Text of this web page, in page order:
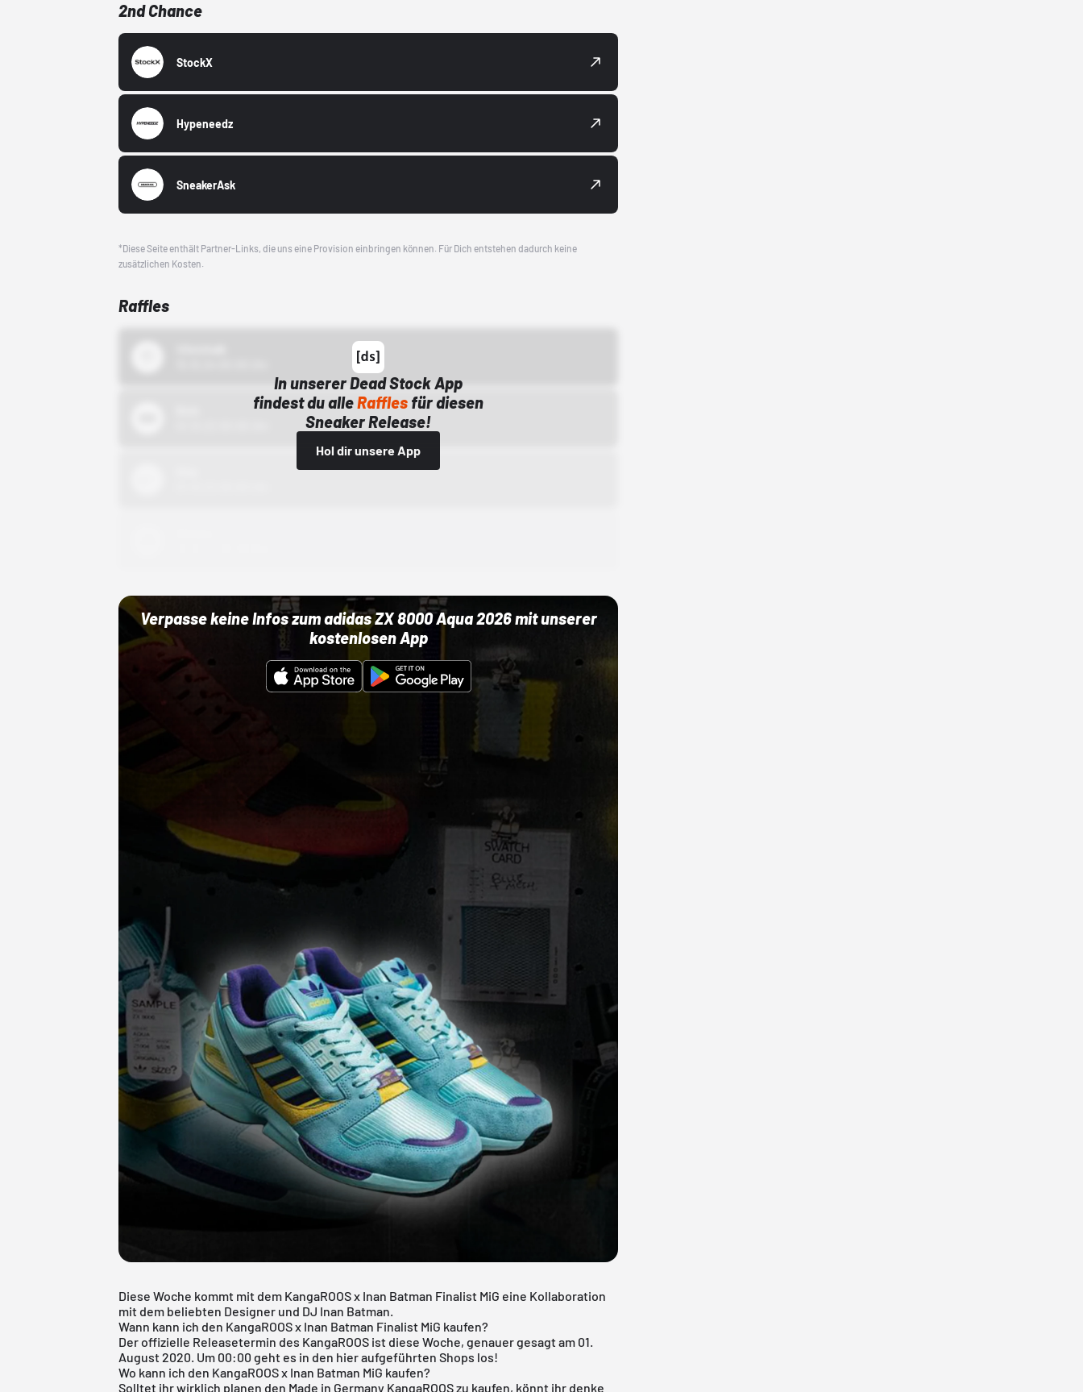
2nd Chance
StockX
Hypeneedz
SneakerAsk
*Diese Seite enthält Partner-Links, die uns eine Provision einbringen können. Für Dich entstehen dadurch keine
zusätzlichen Kosten.
Raffles
In unserer Dead Stock App
findest du alleRaffles für diesen
Sneaker Release!
Hol dir unsere App
Verpasse keine Infos zum adidas ZX 8000 Aqua 2026 mit unserer
kostenlosen App
Diese Woche kommt mit dem KangaROOS x Inan Batman Finalist MiG eine Kollaboration
mit dem beliebten Designer und DJ Inan Batman.
Wann kann ich den KangaROOS x Inan Batman Finalist MiG kaufen?
Der offizielle Releasetermin des KangaROOS ist diese Woche, genauer gesagt am 01.
August 2020. Um 00:00 geht es in den hier aufgeführten Shops los!
Wo kann ich den KangaROOS x Inan Batman MiG kaufen?
Solltet ihr wirklich planen den Made in Germany KangaROOS zu kaufen, könnt ihr denke